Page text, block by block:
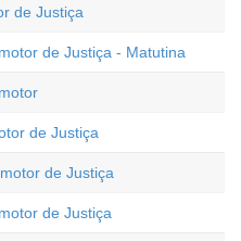
de Justiça
de Justiça - Matutina
de Justiça
de Justiça
de Justiça